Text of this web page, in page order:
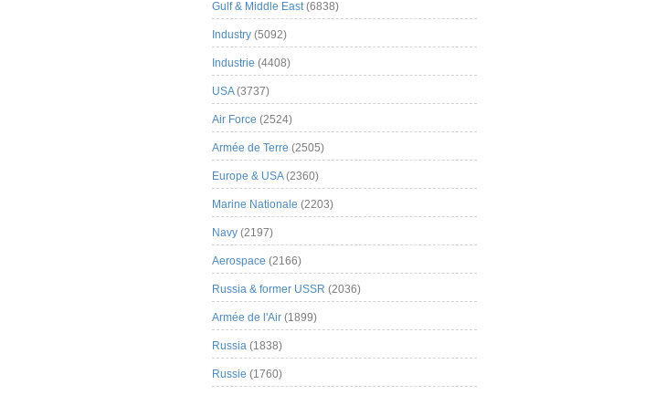
Gulf & Middle East(6838)
Industry (5092)
Industrie (4408)
USA(3737)
Air Force (2524)
Armée de Terre (2505)
Europe & USA(2360)
Marine Nationale (2203)
Navy (2197)
Aerospace (2166)
Russia & former USSR (2036)
Armée de l'Air (1899)
Russia (1838)
Russie (1760)